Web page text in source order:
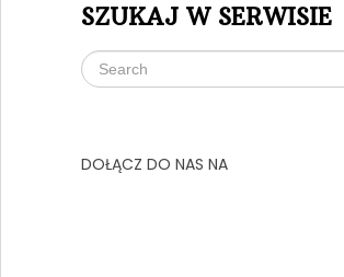
SZUKAJ W SERWISIE
DOŁĄCZ DO NAS NA